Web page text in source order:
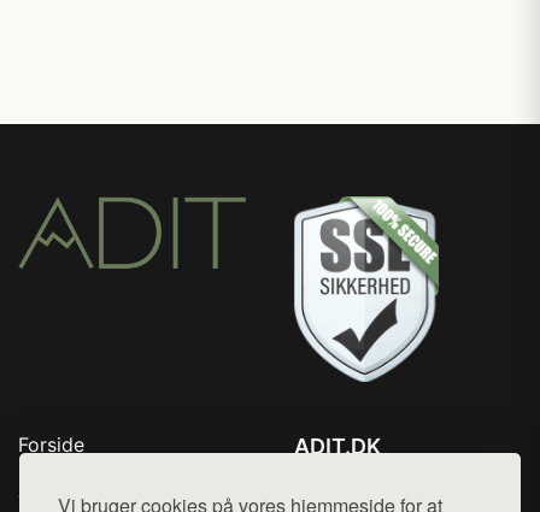
Vi bruger cookies på vores hjemmeside for at
Forside
Top Rabatter
ADIT.DK